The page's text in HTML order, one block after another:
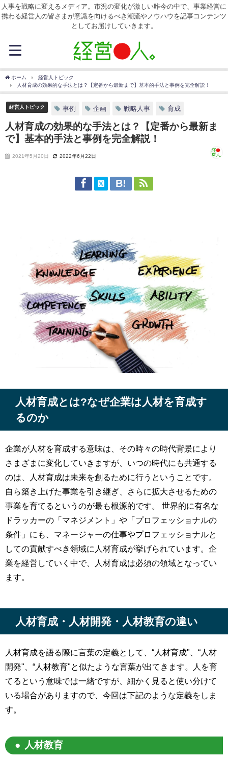
人事を戦略に変えるメディア。市況の変化が激しい昨今の中で、事業経営に
携わる経営人の皆さまが意識を向けるべき潮流やノウハウを記事コンテンツ
としてお届けしていきます。
ホーム
経営人トピック
人材育成の効果的な手法とは？【定番から最新まで】基本的手法と事例を完全解説！
経営人トピック 事例 企画 戦略人事 育成
人材育成の効果的な手法とは？【定番から最新ま
で】基本的手法と事例を完全解説！
2021年5月20日 2022年6月22日
人材育成とは?なぜ企業は人材を育成す
るのか
企業が人材を育成する意味は、その時々の時代背景により
さまざまに変化していきますが、いつの時代にも共通する
のは、人材育成は未来を創るために行うということです。
自ら築き上げた事業を引き継ぎ、さらに拡大させるための
事業を育てるというのが最も根源的です。 世界的に有名な
ドラッカーの「マネジメント」や「プロフェッショナルの
条件」にも、マネージャーの仕事やプロフェッショナルと
しての貢献すべき領域に人材育成が挙げられています。企
業を経営していく中で、人材育成は必須の領域となってい
ます。
人材育成・人材開発・人材教育の違い
人材育成を語る際に言葉の定義として、“人材育成"、“人材
開発"、“人材教育"と似たような言葉が出てきます。人を育
てるという意味では一緒ですが、細かく見ると使い分けて
いる場合がありますので、今回は下記のような定義をしま
す。
人材教育